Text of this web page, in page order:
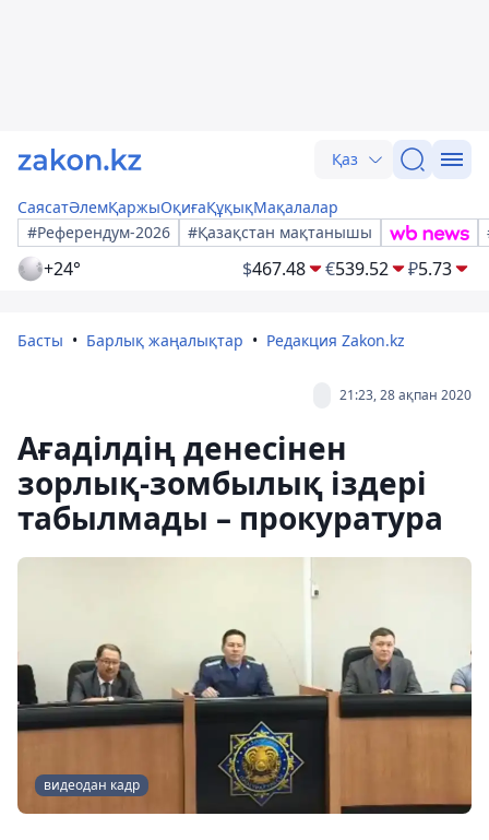
Қаз
СаясатӘлемҚаржыОқиғаҚұқықМақалалар
#Референдум-2026
#Қазақстан мақтанышы
+24° $467.48 €539.52 ₽5.73
Басты Барлық жаңалықтар Редакция Zakon.kz
21:23, 28 ақпан 2020
Ағаділдің денесінен
зорлық-зомбылық іздері
табылмады – прокуратура
видеодан кадр